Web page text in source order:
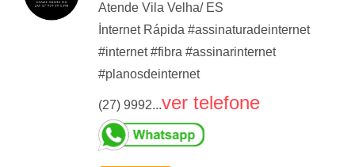
Atende Vila Velha/ ES
İnternet Rápida #assinaturadeinternet
#internet #fibra #assinarinternet
#planosdeinternet
(27) 9992...ver telefone